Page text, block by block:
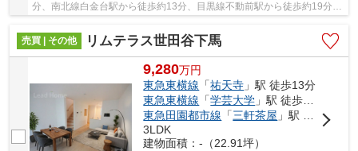
分、南北線白金台駅から徒歩約13分、目黒線不動前駅から徒歩約19分。
売買 | その他
リムテラス世田谷下馬
9,280万円
東急東横線 「祐天寺 」駅 徒歩13分
東急東横線 「学芸大学 」駅 徒歩14分
東急田園都市線 「三軒茶屋 」駅 徒歩18分
3LDK
建物面積：-（22.91坪）